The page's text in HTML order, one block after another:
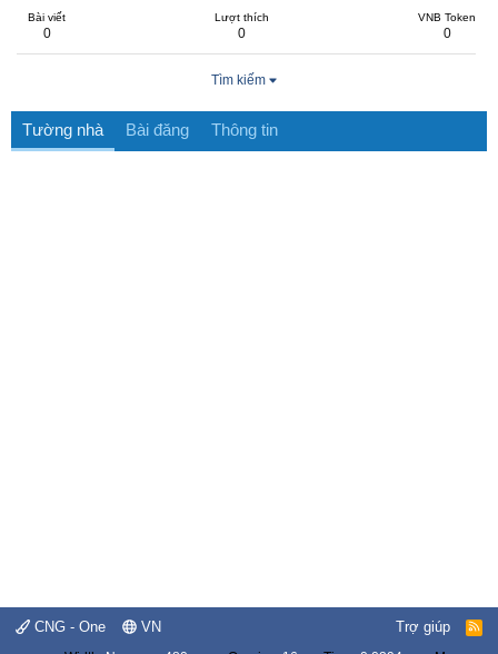
Bài viết
0
Lượt thích
0
VNB Token
0
Tìm kiếm
Tường nhà Bài đăng Thông tin
CNG - One VN Trợ giúp
R